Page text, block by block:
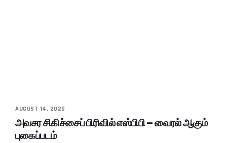
AUGUST 14, 2020
அவசர சிகிச்சைப் பிரிவில் எஸ்பிபி – வைரல் ஆகும்
புகைப்படம்